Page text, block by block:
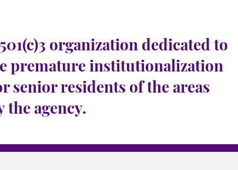
organization dedicated to
premature institutionalization
senior residents of the areas
the agency.